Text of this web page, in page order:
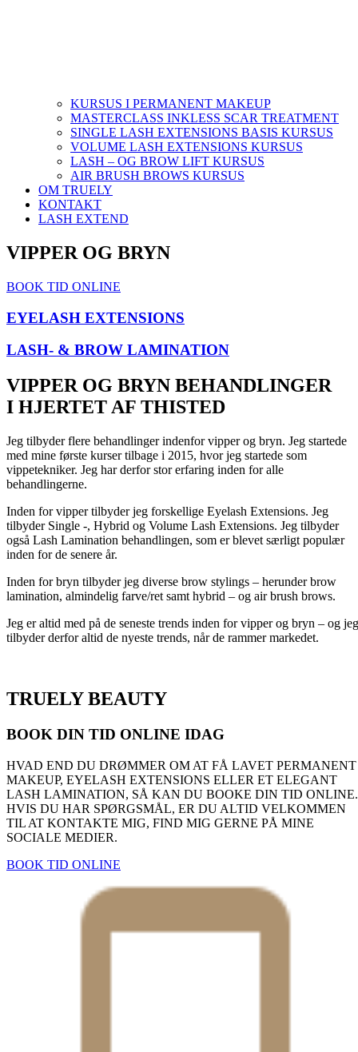
KURSUS I PERMANENT MAKEUP
MASTERCLASS INKLESS SCAR TREATMENT
SINGLE LASH EXTENSIONS BASIS KURSUS
VOLUME LASH EXTENSIONS KURSUS
LASH – OG BROW LIFT KURSUS
AIR BRUSH BROWS KURSUS
OM TRUELY
KONTAKT
LASH EXTEND
VIPPER OG BRYN
BOOK TID ONLINE
EYELASH EXTENSIONS
LASH- & BROW LAMINATION
VIPPER OG BRYN BEHANDLINGER
I HJERTET AF THISTED
Jeg tilbyder flere behandlinger indenfor vipper og bryn. Jeg startede
med mine første kurser tilbage i 2015, hvor jeg startede som
vippetekniker. Jeg har derfor stor erfaring inden for alle
behandlingerne.
Inden for vipper tilbyder jeg forskellige Eyelash Extensions. Jeg
tilbyder Single -, Hybrid og Volume Lash Extensions. Jeg tilbyder
også Lash Lamination behandlingen, som er blevet særligt populær
inden for de senere år.
Inden for bryn tilbyder jeg diverse brow stylings – herunder brow
lamination, almindelig farve/ret samt hybrid – og air brush brows.
Jeg er altid med på de seneste trends inden for vipper og bryn – og jeg
tilbyder derfor altid de nyeste trends, når de rammer markedet.
TRUELY BEAUTY
BOOK DIN TID ONLINE IDAG
HVAD END DU DRØMMER OM AT FÅ LAVET PERMANENT
MAKEUP, EYELASH EXTENSIONS ELLER ET ELEGANT
LASH LAMINATION, SÅ KAN DU BOOKE DIN TID
HVIS DU HAR SPØRGSMÅL, ER DU ALTID VELKOMMEN
TIL AT KONTAKTE MIG, FIND MIG GERNE PÅ MINE
SOCIALE MEDIER.
BOOK TID ONLINE